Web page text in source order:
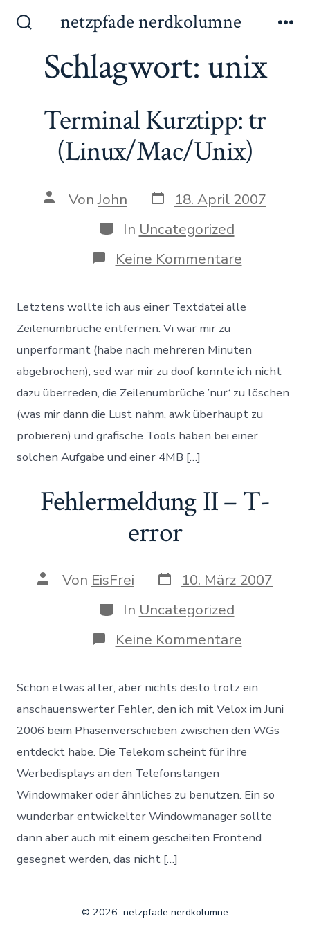
Inhalt
ein-/ausblenden
netzpfade nerdkolumne
Schlagwort:unix
Terminal Kurztipp: tr
(Linux/Mac/Unix)
AutorVonJohn Datum
des
Beitrags
18. April 2007
Kategorien
In Uncategorized
Keine Kommentarezu
Terminal
(Linux/
Letztens wollte ich aus einer Textdatei alle
Zeilenumbrüche entfernen. Vi war mir zu
unperformant (habe nach mehreren Minuten
abgebrochen), sed war mir zu doof konnte ich nicht
dazu überreden, die Zeilenumbrüche ’nur‘ zu löschen
(was mir dann die Lust nahm, awk überhaupt zu
probieren) und grafische Tools haben bei einer
solchen Aufgabe und einer 4MB […]
Fehlermeldung II – T-
error
AutorVon EisFrei Datum
des
Beitrags
10. März 2007
Kategorien
In Uncategorized
Keine Kommentarezu
T-
error
Schon etwas älter, aber nichts desto trotz ein
anschauenswerter Fehler, den ich mit Velox im Juni
2006 beim Phasenverschieben zwischen den WGs
entdeckt habe. Die Telekom scheint für ihre
Werbedisplays an den Telefonstangen
Windowmaker oder ähnliches zu benutzen. Ein so
wunderbar entwickelter Windowmanager sollte
dann aber auch mit einem gescheiten Frontend
gesegnet werden, das nicht […]
© 2026 netzpfade nerdkolumne